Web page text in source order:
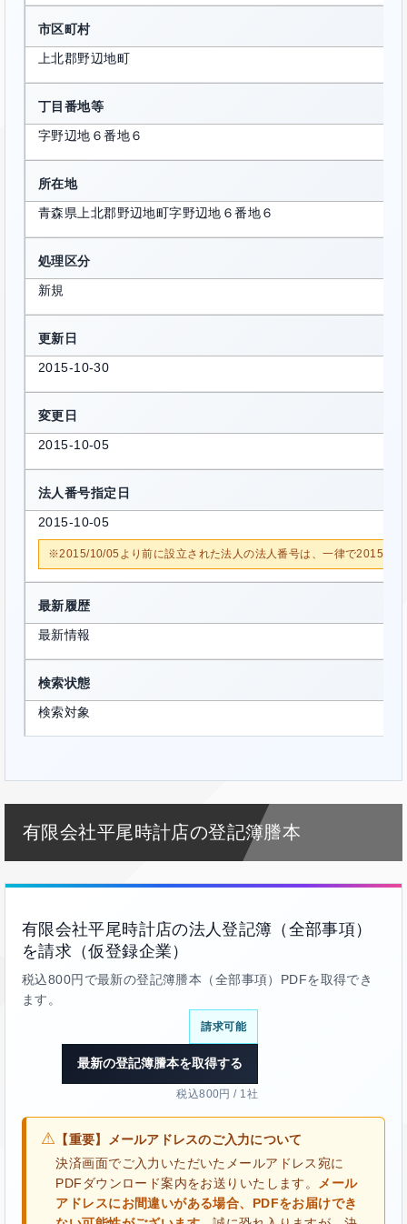
市区町村
上北郡野辺地町
丁目番地等
字野辺地６番地６
所在地
青森県上北郡野辺地町字野辺地６番地６
処理区分
新規
更新日
2015-10-30
変更日
2015-10-05
法人番号指定日
2015-10-05
※2015/10/05より前に設立された法人の法人番号は、一律で2015/10/
最新履歴
最新情報
検索状態
検索対象
有限会社平尾時計店の登記簿謄本
有限会社平尾時計店の法人登記簿（全部事項）
を請求（仮登録企業）
税込800円で最新の登記簿謄本（全部事項）PDFを取得でき
ます。
請求可能
最新の登記簿謄本を取得する
税込800円 / 1社
⚠ 【重要】メールアドレスのご入力について
決済画面でご入力いただいたメールアドレス宛に
PDFダウンロード案内をお送りいたします。
メール
アドレスにお間違いがある場合、PDFをお届けでき